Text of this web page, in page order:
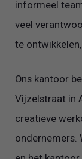
informeel
veel
te
Ons kantoor
Vijzelstraat in
creatieve
ondernemers.